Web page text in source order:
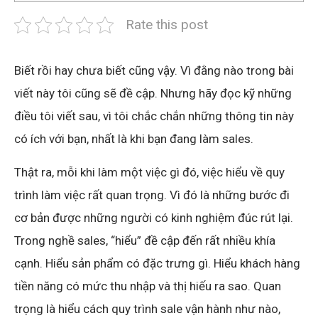
Rate this post
Biết rồi hay chưa biết cũng vậy. Vì đằng nào trong bài
viết này tôi cũng sẽ đề cập. Nhưng hãy đọc kỹ những
điều tôi viết sau, vì tôi chắc chắn những thông tin này
có ích với bạn, nhất là khi bạn đang làm sales.
Thật ra, mỗi khi làm một việc gì đó, việc hiểu về quy
trình làm việc rất quan trọng. Vì đó là những bước đi
cơ bản được những người có kinh nghiệm đúc rút lại.
Trong nghề sales, “hiểu” đề cập đến rất nhiều khía
cạnh. Hiểu sản phẩm có đặc trưng gì. Hiểu khách hàng
tiền năng có mức thu nhập và thị hiếu ra sao. Quan
trọng là hiểu cách quy trình sale vận hành như nào,